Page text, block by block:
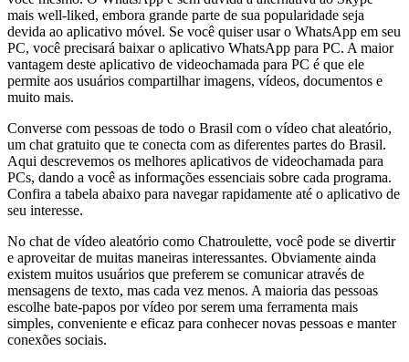
mais well-liked, embora grande parte de sua popularidade seja
devida ao aplicativo móvel. Se você quiser usar o WhatsApp em seu
PC, você precisará baixar o aplicativo WhatsApp para PC. A maior
vantagem deste aplicativo de videochamada para PC é que ele
permite aos usuários compartilhar imagens, vídeos, documentos e
muito mais.
Converse com pessoas de todo o Brasil com o vídeo chat aleatório,
um chat gratuito que te conecta com as diferentes partes do Brasil.
Aqui descrevemos os melhores aplicativos de videochamada para
PCs, dando a você as informações essenciais sobre cada programa.
Confira a tabela abaixo para navegar rapidamente até o aplicativo de
seu interesse.
No chat de vídeo aleatório como Chatroulette, você pode se divertir
e aproveitar de muitas maneiras interessantes. Obviamente ainda
existem muitos usuários que preferem se comunicar através de
mensagens de texto, mas cada vez menos. A maioria das pessoas
escolhe bate-papos por vídeo por serem uma ferramenta mais
simples, conveniente e eficaz para conhecer novas pessoas e manter
conexões sociais.